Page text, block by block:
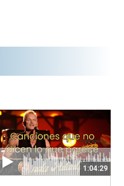
1:04:29